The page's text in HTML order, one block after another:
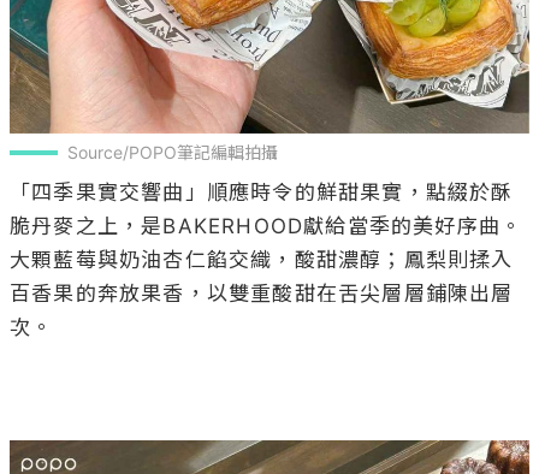
Source/POPO筆記編輯拍攝
「四季果實交響曲」順應時令的鮮甜果實，點綴於酥
脆丹麥之上，是BAKERHOOD獻給當季的美好序曲。
大顆藍莓與奶油杏仁餡交織，酸甜濃醇；鳳梨則揉入
百香果的奔放果香，以雙重酸甜在舌尖層層鋪陳出層
次。